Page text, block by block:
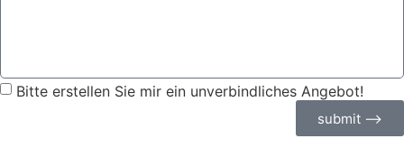
Bitte erstellen Sie mir ein unverbindliches Angebot!
submit ⟶